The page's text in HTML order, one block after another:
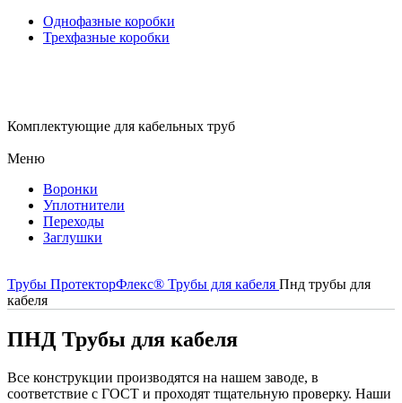
Однофазные коробки
Трехфазные коробки
Комплектующие для кабельных труб
Меню
Воронки
Уплотнители
Переходы
Заглушки
Трубы ПротекторФлекс® Трубы для кабеля Пнд трубы для
кабеля
ПНД Трубы для кабеля
Все конструкции производятся на нашем заводе, в
соответствие с ГОСТ и проходят тщательную проверку. Наши